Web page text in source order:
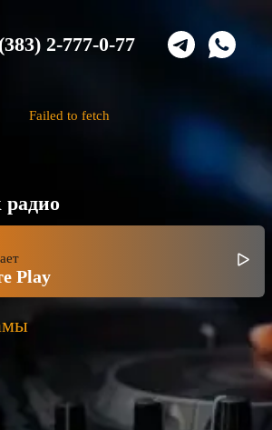
2-777-0-77
Failed to fetch
Play